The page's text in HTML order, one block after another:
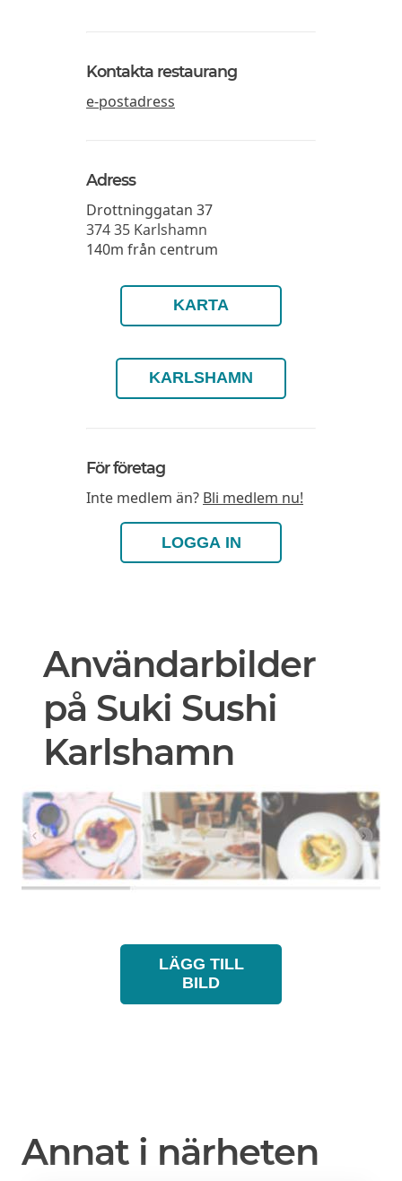
Kontakta restaurang
e-postadress
Adress
Drottninggatan 37
374 35 Karlshamn
140m från centrum
KARTA
KARLSHAMN
För företag
Inte medlem än? Bli medlem nu!
LOGGA IN
Användarbilder
på Suki Sushi
Karlshamn
LÄGG TILL
BILD
Annat i närheten